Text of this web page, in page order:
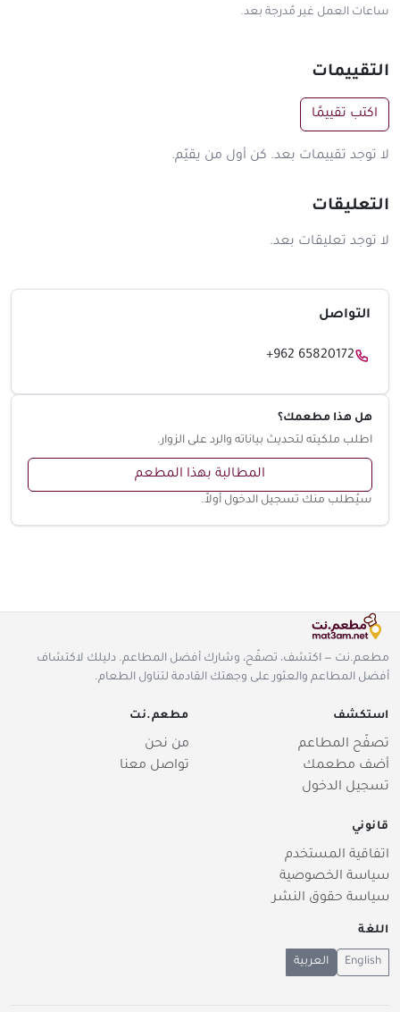
ساعات العمل غير مُدرجة بعد.
التقييمات
اكتب تقييمًا
لا توجد تقييمات بعد. كن أول من يقيّم.
التعليقات
لا توجد تعليقات بعد.
التواصل
+962 65820172
هل هذا مطعمك؟
اطلب ملكيته لتحديث بياناته والرد على الزوار.
المطالبة بهذا المطعم
سيُطلب منك تسجيل الدخول أولاً.
مطعم.نت — اكتشف، تصفّح، وشارك أفضل المطاعم. دليلك لاكتشاف
أفضل المطاعم والعثور على وجهتك القادمة لتناول الطعام.
استكشف
تصفّح المطاعم
أضف مطعمك
تسجيل الدخول
مطعم.نت
من نحن
تواصل معنا
قانوني
اتفاقية المستخدم
سياسة الخصوصية
سياسة حقوق النشر
اللغة
English العربية